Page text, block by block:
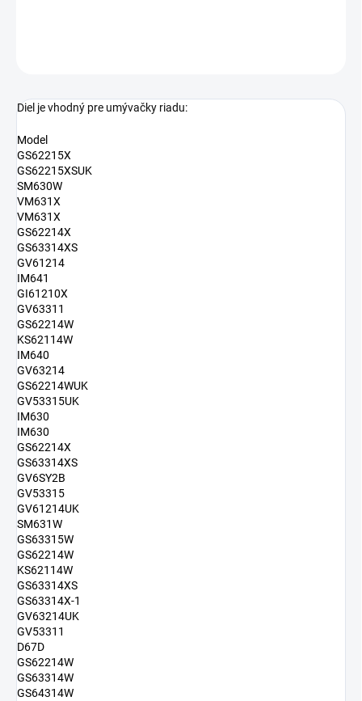
Diel je vhodný pre umývačky riadu:
Model
GS62215X
GS62215XSUK
SM630W
VM631X
VM631X
GS62214X
GS63314XS
GV61214
IM641
GI61210X
GV63311
GS62214W
KS62114W
IM640
GV63214
GS62214WUK
GV53315UK
IM630
IM630
GS62214X
GS63314XS
GV6SY2B
GV53315
GV61214UK
SM631W
GS63315W
GS62214W
KS62114W
GS63314XS
GS63314X-1
GV63214UK
GV53311
D67D
GS62214W
GS63314W
GS64314W